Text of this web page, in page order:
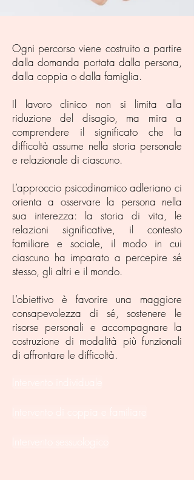
Ogni percorso viene costruito a partire
dalla domanda portata dalla persona,
dalla coppia o dalla famiglia.
Il lavoro clinico non si limita alla
riduzione del disagio, ma mira a
comprendere il significato che la
difficoltà assume nella storia personale
e relazionale di ciascuno.
L’approccio psicodinamico adleriano ci
orienta a osservare la persona nella
sua interezza: la storia di vita, le
relazioni significative, il contesto
familiare e sociale, il modo in cui
ciascuno ha imparato a percepire sé
stesso, gli altri e il mondo.
L’obiettivo è favorire una maggiore
consapevolezza di sé, sostenere le
risorse personali e accompagnare la
costruzione di modalità più funzionali
di affrontare le difficoltà.